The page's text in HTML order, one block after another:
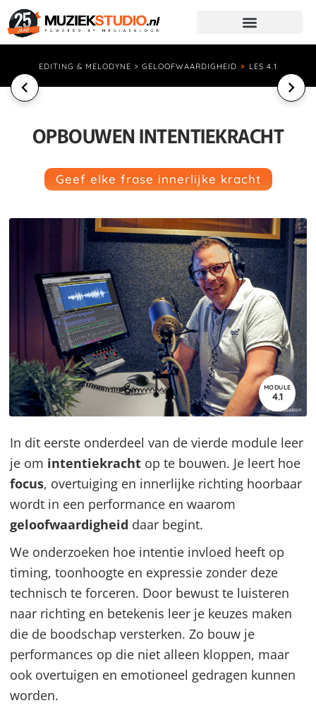
EDITING & MELODYNE > GELOOFWAARDIGHEID > LES 4.1
OPBOUWEN INTENTIEKRACHT
Geef elke frase innerlijke kracht
In dit eerste onderdeel van de vierde module leer
je om intentiekracht op te bouwen. Je leert hoe
focus, overtuiging en innerlijke richting hoorbaar
wordt in een performance en waarom
geloofwaardigheid daar begint.
We onderzoeken hoe intentie invloed heeft op
timing, toonhoogte en expressie zonder deze
technisch te forceren. Door bewust te luisteren
naar richting en betekenis leer je keuzes maken
die de boodschap versterken. Zo bouw je
performances op die niet alleen kloppen, maar
ook overtuigen en emotioneel gedragen kunnen
worden.
MODULE
4.1